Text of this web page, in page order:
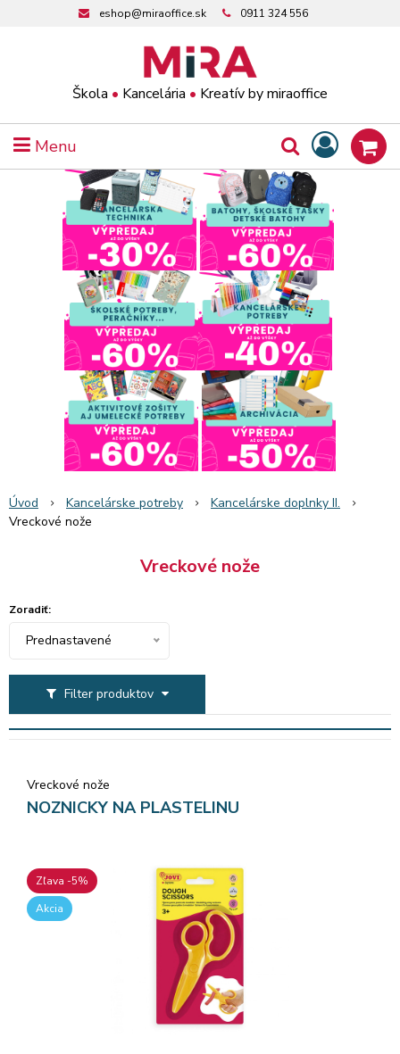
Škola • Kancelária • Kreatív by miraoffice
eshop@miraoffice.sk 0911 324 556
Menu
Úvod Kancelárske potreby
Kancelárske doplnky II.
Vreckové nože
Vreckové nože
Filter produktov
Zoradiť:
Prednastavené
Vreckové nože
NOZNICKY NA PLASTELINU
Zľava -5%
Akcia